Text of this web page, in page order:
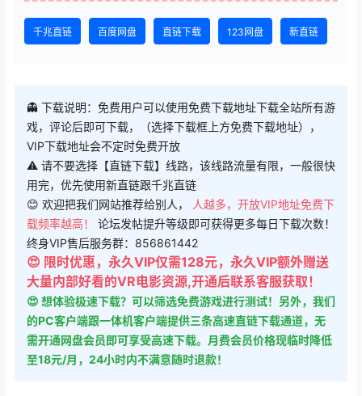
千兆直链 百度网盘 直链下载 123网盘 新直链
👻 下载说明：免费用户可以使用免费下载地址下载全站所有游
戏，评论后即可下载，（选择下载框上方免费下载地址），
VIP下载地址会不定时免费开放
⚠ 请不要选择【直链下载】线路，该线路流量有限，一般很快
用完，优先使用新直链跟千兆直链
😊 欢迎把我们网站推荐给别人，
人越多，开放VIP地址免费下
载频率越高！ 论坛发帖提升等级即可获得更多每日下载次数！
终身VIP售后服务群：856861442
😍 限时优惠，永久VIP仅需128元，永久VIP额外赠送
大量内部好看的VR电影资源,开通后联系客服获取！
😍 想体验极速下载？可以筛选免费游戏进行测试！另外，我们
的PC客户端跟一体机客户端提供三条高速直链下载通道，无
需开通网盘会员即可享受高速下载。月费会员价格现临时降低
至18元/月，24小时内不满意随时退款！